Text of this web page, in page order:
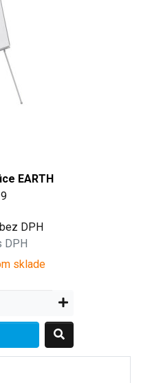
EARTH
bez DPH
DPH
sklade